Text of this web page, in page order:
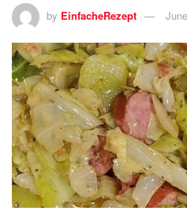
by EinfacheRezept